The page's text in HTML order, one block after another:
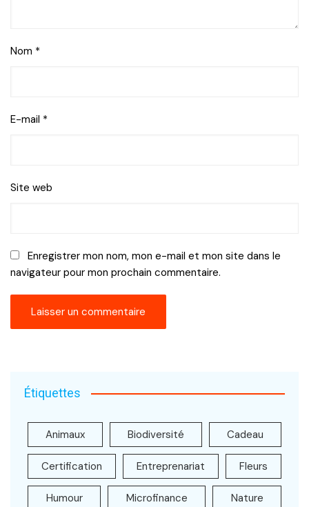
Nom *
E-mail *
Site web
Enregistrer mon nom, mon e-mail et mon site dans le
navigateur pour mon prochain commentaire.
Étiquettes
Animaux Biodiversité Cadeau
Certification Entreprenariat Fleurs
Humour Microfinance Nature